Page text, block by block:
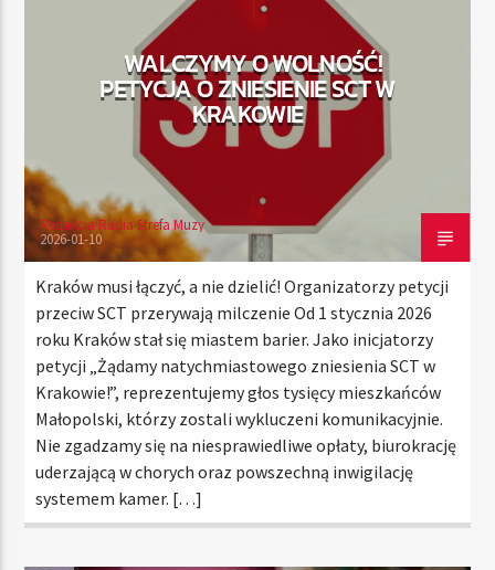
RADIO STREFA MUZY
00:00 21:00
Radio Strefa Muzy
WALCZYMY O WOLNOŚĆ!
PETYCJA O ZNIESIENIE SCT W
KRAKOWIE
Redakcja Radia Strefa Muzy
2026-01-10
Kraków musi łączyć, a nie dzielić! Organizatorzy petycji
przeciw SCT przerywają milczenie Od 1 stycznia 2026
roku Kraków stał się miastem barier. Jako inicjatorzy
petycji „Żądamy natychmiastowego zniesienia SCT w
Krakowie!”, reprezentujemy głos tysięcy mieszkańców
Małopolski, którzy zostali wykluczeni komunikacyjnie.
Nie zgadzamy się na niesprawiedliwe opłaty, biurokrację
uderzającą w chorych oraz powszechną inwigilację
systemem kamer. […]